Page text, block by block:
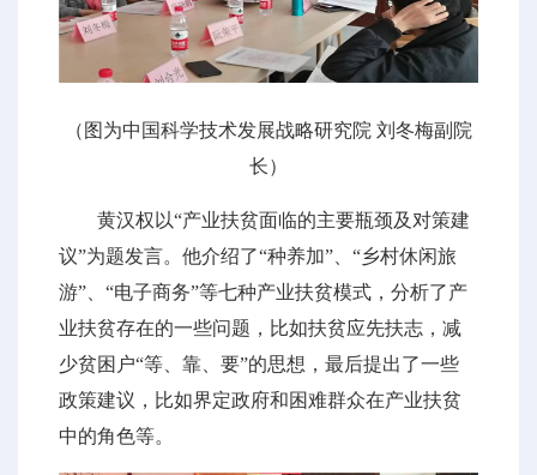
（图为中国科学技术发展战略研究院 刘冬梅副院
长）
黄汉权以“产业扶贫面临的主要瓶颈及对策建
议”为题发言。他介绍了“种养加”、“乡村休闲旅
游”、“电子商务”等七种产业扶贫模式，分析了产
业扶贫存在的一些问题，比如扶贫应先扶志，减
少贫困户“等、靠、要”的思想，最后提出了一些
政策建议，比如界定政府和困难群众在产业扶贫
中的角色等。